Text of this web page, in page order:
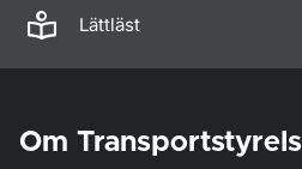
Lättläst
Om